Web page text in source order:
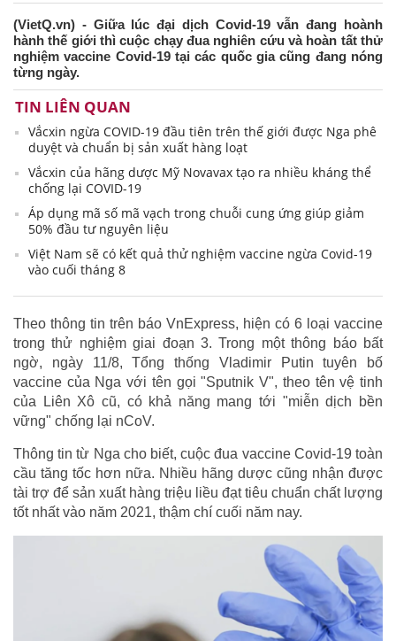
(VietQ.vn) - Giữa lúc đại dịch Covid-19 vẫn đang hoành
hành thế giới thì cuộc chạy đua nghiên cứu và hoàn tất thử
nghiệm vaccine Covid-19 tại các quốc gia cũng đang nóng
từng ngày.
TIN LIÊN QUAN
Vắcxin ngừa COVID-19 đầu tiên trên thế giới được Nga phê
duyệt và chuẩn bị sản xuất hàng loạt
Vắcxin của hãng dược Mỹ Novavax tạo ra nhiều kháng thể
chống lại COVID-19
Áp dụng mã số mã vạch trong chuỗi cung ứng giúp giảm
50% đầu tư nguyên liệu
Việt Nam sẽ có kết quả thử nghiệm vaccine ngừa Covid-19
vào cuối tháng 8
Theo thông tin trên báo VnExpress, hiện có 6 loại vaccine
trong thử nghiệm giai đoạn 3. Trong một thông báo bất
ngờ, ngày 11/8, Tổng thống Vladimir Putin tuyên bố
vaccine của Nga với tên gọi "Sputnik V", theo tên vệ tinh
của Liên Xô cũ, có khả năng mang tới "miễn dịch bền
vững" chống lại nCoV.
Thông tin từ Nga cho biết, cuộc đua vaccine Covid-19 toàn
cầu tăng tốc hơn nữa. Nhiều hãng dược cũng nhận được
tài trợ để sản xuất hàng triệu liều đạt tiêu chuẩn chất lượng
tốt nhất vào năm 2021, thậm chí cuối năm nay.